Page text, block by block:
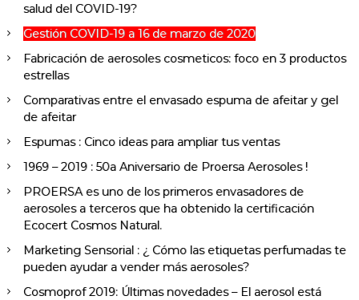
salud del COVID-19?
Gestión COVID-19 a 16 de marzo de 2020
Fabricación de aerosoles cosmeticos: foco en 3 productos
estrellas
Comparativas entre el envasado espuma de afeitar y gel
de afeitar
Espumas : Cinco ideas para ampliar tus ventas
1969 – 2019 : 50a Aniversario de Proersa Aerosoles !
PROERSA es uno de los primeros envasadores de
aerosoles a terceros que ha obtenido la certificación
Ecocert Cosmos Natural.
Marketing Sensorial : ¿ Cómo las etiquetas perfumadas te
pueden ayudar a vender más aerosoles?
Cosmoprof 2019: Últimas novedades – El aerosol está